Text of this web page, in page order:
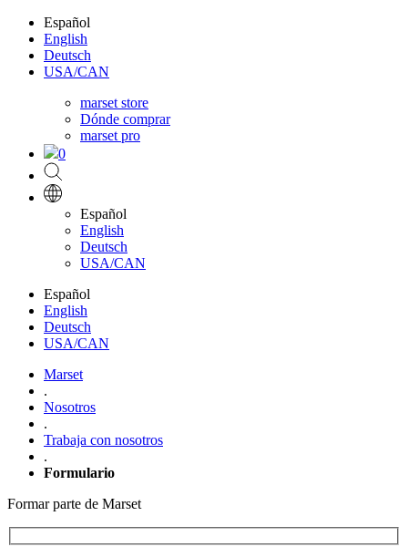
Español
English
Deutsch
USA/CAN
marset store
Dónde comprar
marset pro
0
Español
English
Deutsch
USA/CAN
Español
English
Deutsch
USA/CAN
Marset
.
Nosotros
.
Trabaja con nosotros
.
Formulario
Formar parte de Marset